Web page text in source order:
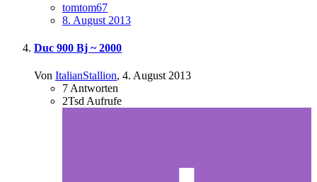
tomtom67
8. August 2013
Duc 900 Bj ~ 2000
Von ItalianStallion, 4. August 2013
7 Antworten
2Tsd Aufrufe